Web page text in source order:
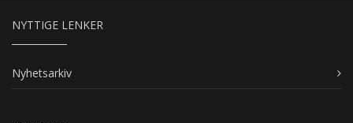
NYTTIGE LENKER
Nyhetsarkiv